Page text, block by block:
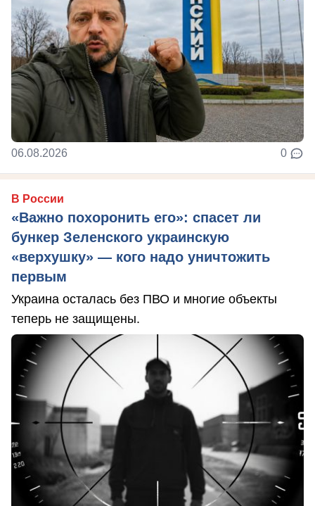
06.08.2026 0
В России
«Важно похоронить его»: спасет ли
бункер Зеленского украинскую
«верхушку» — кого надо уничтожить
первым
Украина осталась без ПВО и многие объекты
теперь не защищены.